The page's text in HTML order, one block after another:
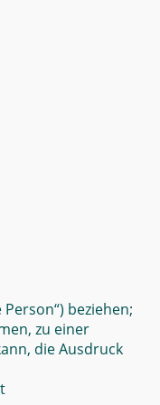
beziehen;
zu einer
die Ausdruck